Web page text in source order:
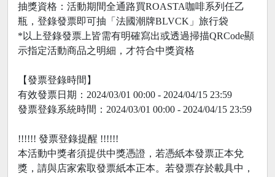
抽獎資格：活動期間全通路買ROASTA咖啡系列任乙
瓶，登錄發票即可抽「法國潮牌BLVCK」旅行袋
*以上登錄發票上皆需有明確寫出或透過掃描QRCode顯
示指定活動商品之明細，才符合中獎資格
【發票登錄時間】
有效發票日期：2024/03/01 00:00 - 2024/04/15 23:59
發票登錄系統時間：2024/03/01 00:00 - 2024/04/15 23:59
!!!!!! 發票登錄提醒 !!!!!!
本活動中獎者須提供中獎憑證，若憑紙本發票正本兌
獎，請與店家索取發票紙本正本。若發票存於載具中，